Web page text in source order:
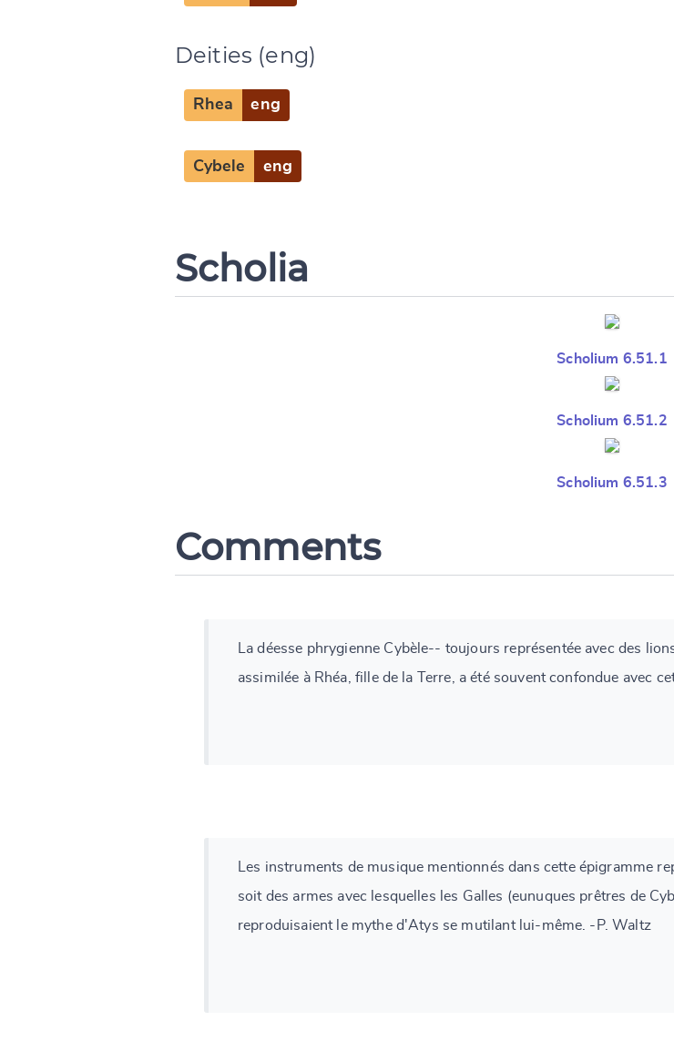
Deities (eng)
Rhea eng
Cybele eng
Scholia
Scholium 6.51.1
Scholium 6.51.2
Scholium 6.51.3
Comments
La déesse phrygienne Cybèle-- toujours représentée avec des
assimilée à Rhéa, fille de la Terre, a été souvent confondue avec
Les instruments de musique mentionnés dans cette épigramme
soit des armes avec lesquelles les Galles (eunuques prêtres de
reproduisaient le mythe d'Atys se mutilant lui-même. -P. Waltz